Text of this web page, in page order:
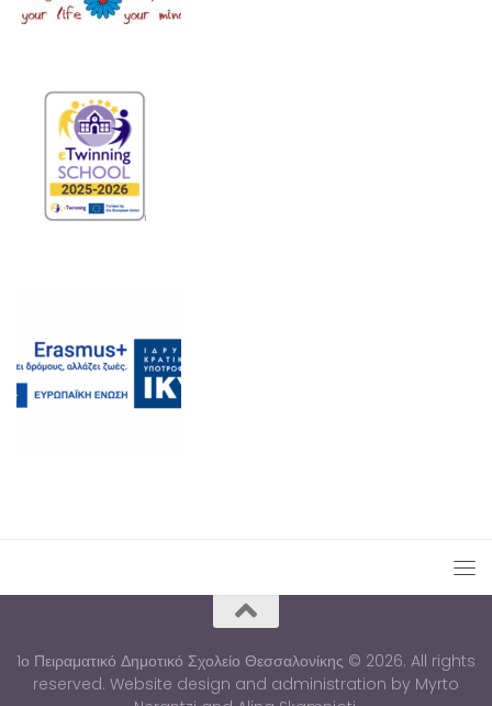
1ο Πειραματικό Δημοτικό Σχολείο Θεσσαλονίκης © 2026. All rights
reserved. Website design and administration by Myrto